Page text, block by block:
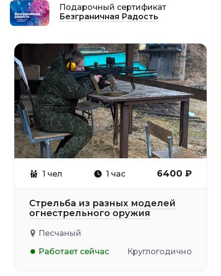
Подарочный сертификат
Безграничная Радость
14+
1 чел 1 час 6400 ₽
Стрельба из разных моделей
огнестрельного оружия
Песчаный
Работает сейчас
Круглогодично